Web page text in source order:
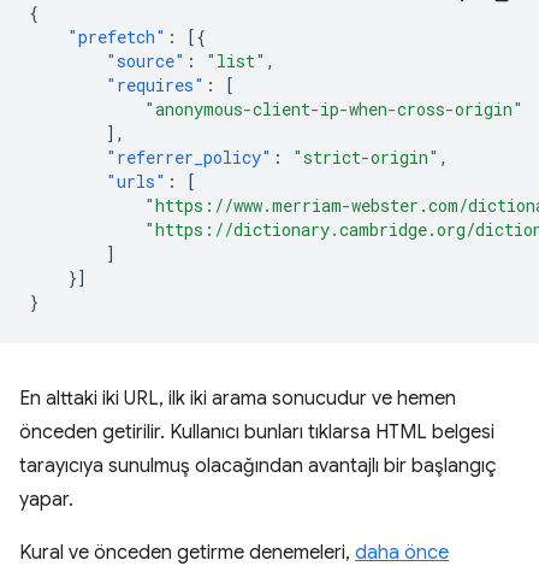
{
"prefetch" :
[{
"source" : "list" ,
"requires" :
[
"anonymous-client-ip-when-cross-origin"
],
"referrer_policy" : "strict-origin" ,
"urls" :
[
"https://www.merriam-webster.com/
"https://dictionary.cambridge.org/
]
}]
}
En alttaki iki URL, ilk iki arama sonucudur ve hemen
önceden getirilir. Kullanıcı bunları tıklarsa HTML belgesi
tarayıcıya sunulmuş olacağından avantajlı bir başlangıç
yapar.
Kural ve önceden getirme denemeleri, daha önce